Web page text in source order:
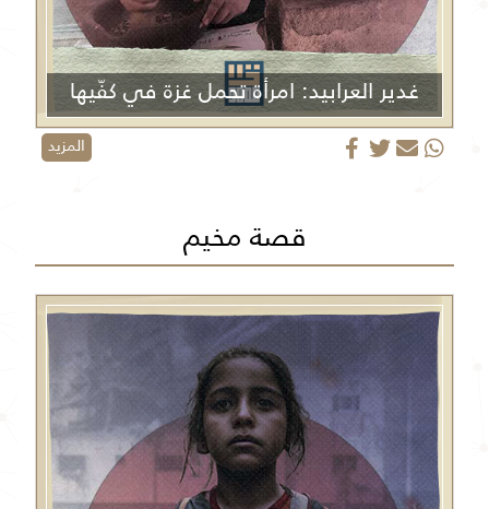
غدير العرابيد: امرأة تحمل غزة في كفّيها
المزيد
قصة مخيم